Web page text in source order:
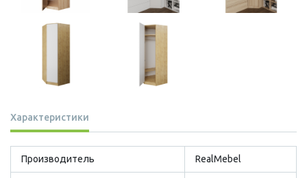
Характеристики
Производитель RealMebel